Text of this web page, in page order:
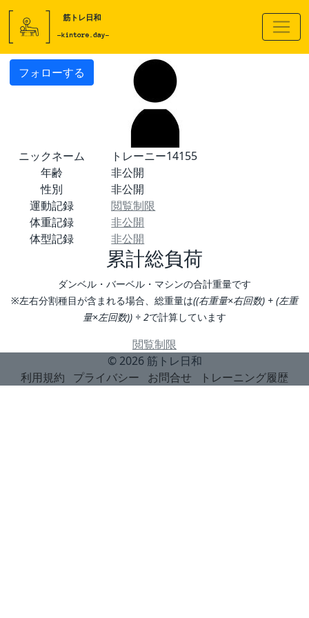
フォローする
ニックネーム
トレーニー14155
年齢
非公開
性別
非公開
運動記録
閲覧制限
体重記録
非公開
体型記録
非公開
累計総負荷
ダンベル・バーベル・マシンの合計重量です
※左右分割種目が含まれる場合、総重量は((右重量×右回数) + (左重
量×左回数)) ÷ 2で計算しています
閲覧制限
© 2026 筋トレ日和
利用規約
プライバシー お問合せ トレーニング履歴